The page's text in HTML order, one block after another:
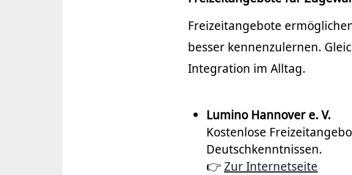
Freizeitangebote
besser kennenzulernen.
Integration im Alltag.
Lumino Hannover e. V.
Kostenlose
Deutschkenntnissen.
👉Zur Internetseite